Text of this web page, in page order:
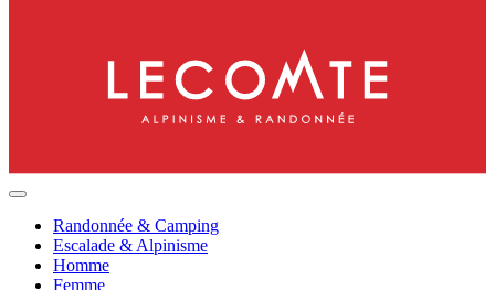
Randonnée & Camping
Escalade & Alpinisme
Homme
Femme